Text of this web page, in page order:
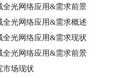
全光网络应用&需求前景
全光网络应用&需求概述
全光网络应用&需求现状
全光网络应用&需求前景
市场现状